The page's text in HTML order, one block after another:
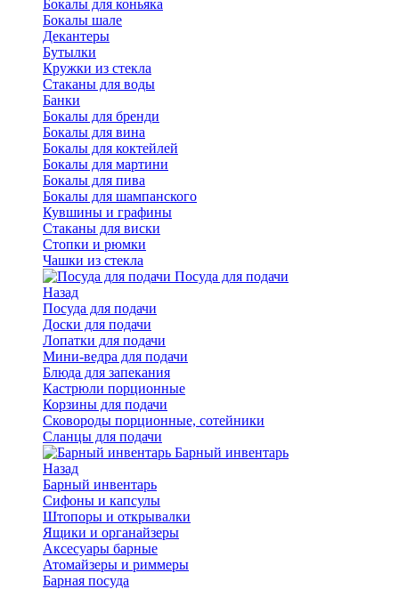
Бокалы для коньяка
Бокалы шале
Декантеры
Бутылки
Кружки из стекла
Стаканы для воды
Банки
Бокалы для бренди
Бокалы для вина
Бокалы для коктейлей
Бокалы для мартини
Бокалы для пива
Бокалы для шампанского
Кувшины и графины
Стаканы для виски
Стопки и рюмки
Чашки из стекла
Посуда для подачи
Назад
Посуда для подачи
Доски для подачи
Лопатки для подачи
Мини-ведра для подачи
Блюда для запекания
Кастрюли порционные
Корзины для подачи
Сковороды порционные, сотейники
Сланцы для подачи
Барный инвентарь
Назад
Барный инвентарь
Сифоны и капсулы
Штопоры и открывалки
Ящики и органайзеры
Аксесуары барные
Атомайзеры и риммеры
Барная посуда